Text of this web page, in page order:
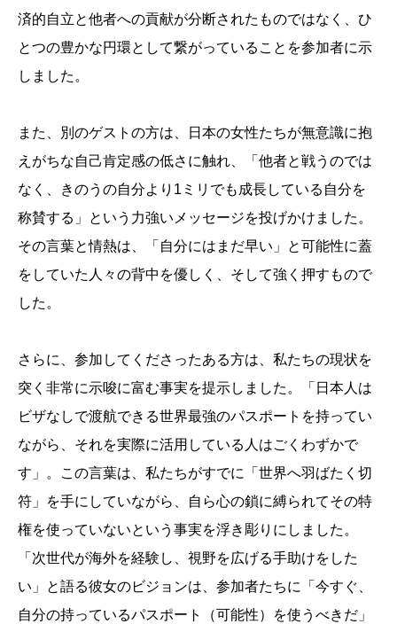
済的自立と他者への貢献が分断されたものではなく、ひ
とつの豊かな円環として繋がっていることを参加者に示
しました。
また、別のゲストの方は、日本の女性たちが無意識に抱
えがちな自己肯定感の低さに触れ、「他者と戦うのでは
なく、きのうの自分より1ミリでも成長している自分を
称賛する」という力強いメッセージを投げかけました。
その言葉と情熱は、「自分にはまだ早い」と可能性に蓋
をしていた人々の背中を優しく、そして強く押すもので
した。
さらに、参加してくださったある方は、私たちの現状を
突く非常に示唆に富む事実を提示しました。「日本人は
ビザなしで渡航できる世界最強のパスポートを持ってい
ながら、それを実際に活用している人はごくわずかで
す」。この言葉は、私たちがすでに「世界へ羽ばたく切
符」を手にしていながら、自ら心の鎖に縛られてその特
権を使っていないという事実を浮き彫りにしました。
「次世代が海外を経験し、視野を広げる手助けをした
い」と語る彼女のビジョンは、参加者たちに「今すぐ、
自分の持っているパスポート（可能性）を使うべきだ」